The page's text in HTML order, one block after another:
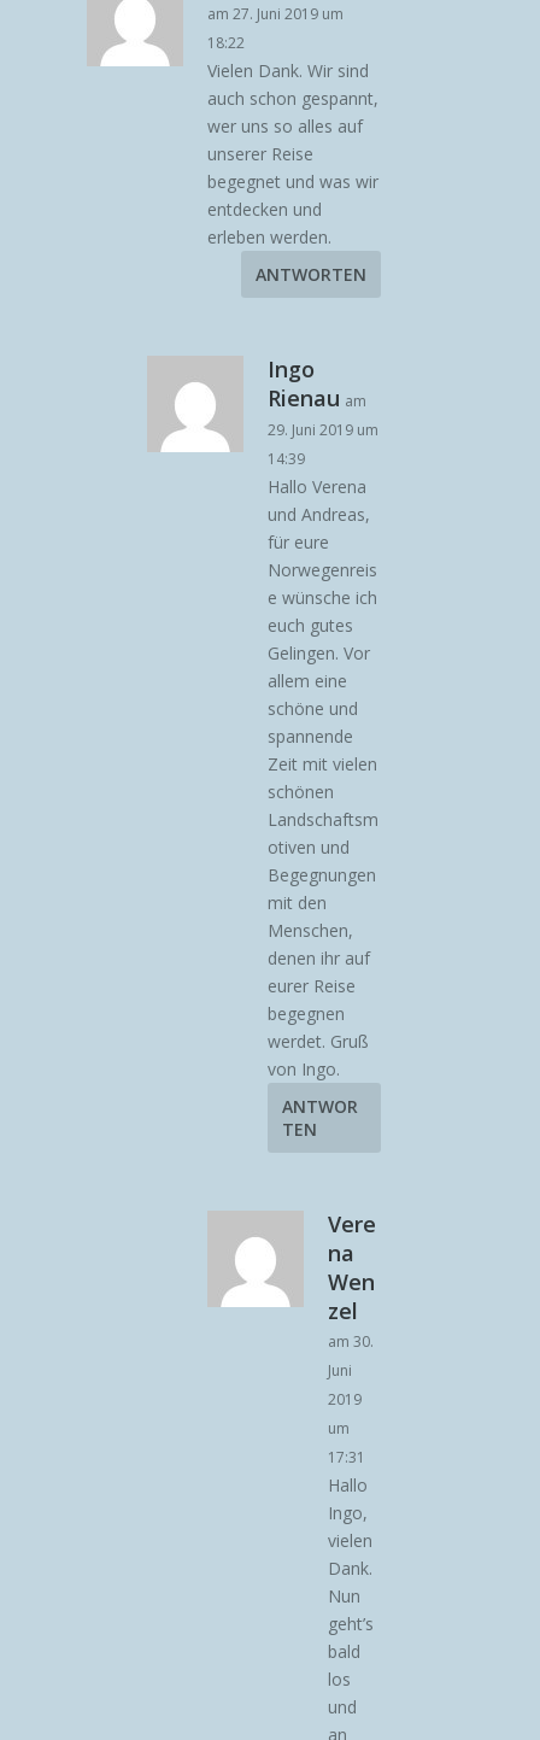
am 27. Juni 2019 um
18:22
Vielen Dank. Wir sind
auch schon gespannt,
wer uns so alles auf
unserer Reise
begegnet und was wir
entdecken und
erleben werden.
ANTWORTEN
Ingo
Rienau am
29. Juni 2019 um
14:39
Hallo Verena
und Andreas,
für eure
Norwegenreis
e wünsche ich
euch gutes
Gelingen. Vor
allem eine
schöne und
spannende
Zeit mit vielen
schönen
Landschaftsm
otiven und
Begegnungen
mit den
Menschen,
denen ihr auf
eurer Reise
begegnen
werdet. Gruß
von Ingo.
ANTWOR
TEN
Vere
na
Wen
zel
am 30.
Juni
2019
um
17:31
Hallo
Ingo,
vielen
Dank.
Nun
geht’s
bald
los
und
an